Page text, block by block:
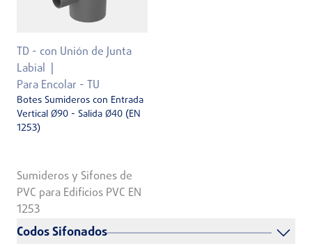
TD - con Unión de Junta
Labial
Para Encolar - TU
Botes Sumideros con Entrada
Vertical Ø90 - Salida Ø40 (EN
1253)
Sumideros y Sifones de
PVC para Edificios PVC EN
1253
Codos Sifonados